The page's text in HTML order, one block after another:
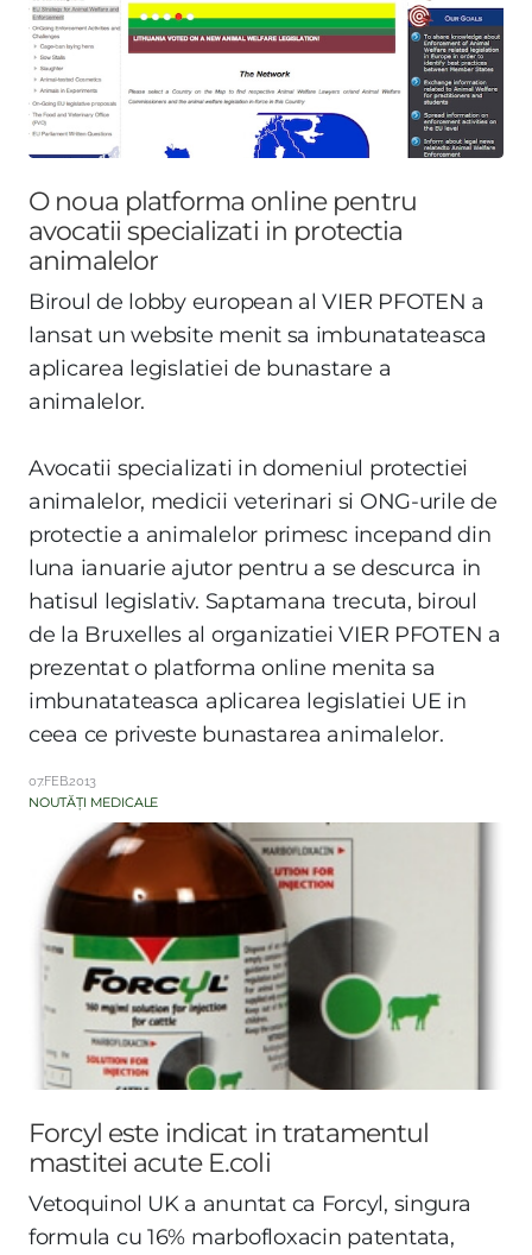
O noua platforma online pentru
avocatii specializati in protectia
animalelor
Biroul de lobby european al VIER PFOTEN a
lansat un website menit sa imbunatateasca
aplicarea legislatiei de bunastare a
animalelor.
Avocatii specializati in domeniul protectiei
animalelor, medicii veterinari si ONG-urile de
protectie a animalelor primesc incepand din
luna ianuarie ajutor pentru a se descurca in
hatisul legislativ. Saptamana trecuta, biroul
de la Bruxelles al organizatiei VIER PFOTEN a
prezentat o platforma online menita sa
imbunatateasca aplicarea legislatiei UE in
ceea ce priveste bunastarea animalelor.
07.FEB.2013
NOUTĂȚI MEDICALE
Forcyl este indicat in tratamentul
mastitei acute E.coli
Vetoquinol UK a anuntat ca Forcyl, singura
formula cu 16% marbofloxacin patentata,